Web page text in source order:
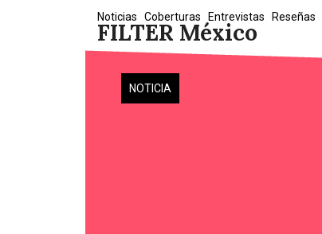
FILTER México
Noticias Coberturas Entrevistas Reseñas
NOTICIA